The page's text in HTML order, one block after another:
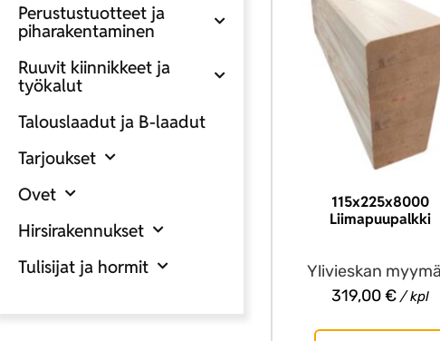
Perustustuotteet ja
piharakentaminen
Ruuvit kiinnikkeet ja
työkalut
Talouslaadut ja B-laadut
Tarjoukset
Ovet
Hirsirakennukset
Tulisijat ja hormit
115x225x8000
Liimapuupalkki
Ylivieskan
319,00€ / kpl